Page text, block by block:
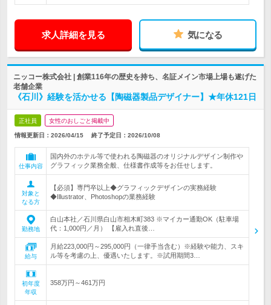
求人詳細を見る 気になる
ニッコー株式会社 | 創業116年の歴史を持ち、名証メイン市場上場も遂げた
老舗企業
《石川》経験を活かせる【陶磁器製品デザイナー】★年休121日
正社員 女性のおしごと掲載中
情報更新日：2026/04/15 終了予定日： 2026/10/08
仕事内容
国内外のホテル等で使われる陶磁器のオリジナルデザイン制作や
グラフィック業務全般、仕様書作成等をお任せします。
対象と
なる方
【必須】専門卒以上◆グラフィックデザインの実務経験
◆Illustrator、Photoshopの業務経験
勤務地
白山本社／石川県白山市相木町383 ※マイカー通勤OK（駐車場
代：1,000円／月） 【雇入れ直後…
給与
月給223,000円～295,000円（一律手当含む）※経験や能力、スキ
ル等を考慮の上、優遇いたします。※試用期間3…
初年度
年収
358万円～461万円